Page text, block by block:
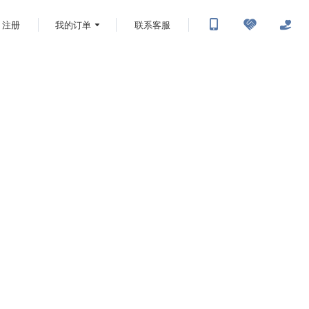
注册 我的订单 联系客服